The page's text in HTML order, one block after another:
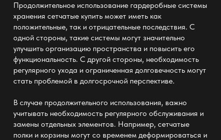
Продолжительное использование гардеробные системы
хранения сетчатые купитьможет иметь как
положительные, так и отрицательные последствия. С
одной стороны, такие системы могут значительно
улучшить организацию пространства и повысить его
функциональность. С другой стороны, необходимость
регулярного ухода и ограниченная долговечность могут
стать проблемой в долгосрочной перспективе.
В случае продолжительного использования, важно
учитывать необходимость регулярного обслуживания и
замены отдельных элементов. Например, сетчатые
полки и корзины могут со временем деформироваться и